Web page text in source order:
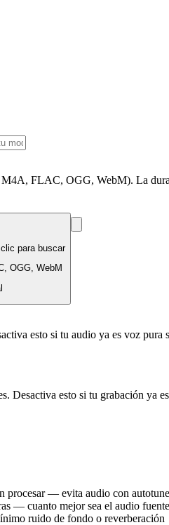
FLAC, OGG, WebM). La
para buscar
OGG, WebM
esto si tu audio ya es voz pura
Desactiva esto si tu grabación ya
procesar — evita audio con
— cuanto mejor sea el audio
ruido de fondo o reverberación